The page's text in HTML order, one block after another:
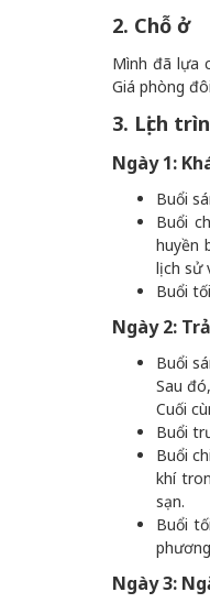
2. Chỗ ở
Mình đã lựa
Giá phòng
3. Lịch
Ngày 1:
Buổi
Buổi
huyền
lịch sử
Buổi
Ngày 2:
Buổi
Sau
Cuối
Buổi
Buổi
khí
sạn.
Buổi
Ngày 3: